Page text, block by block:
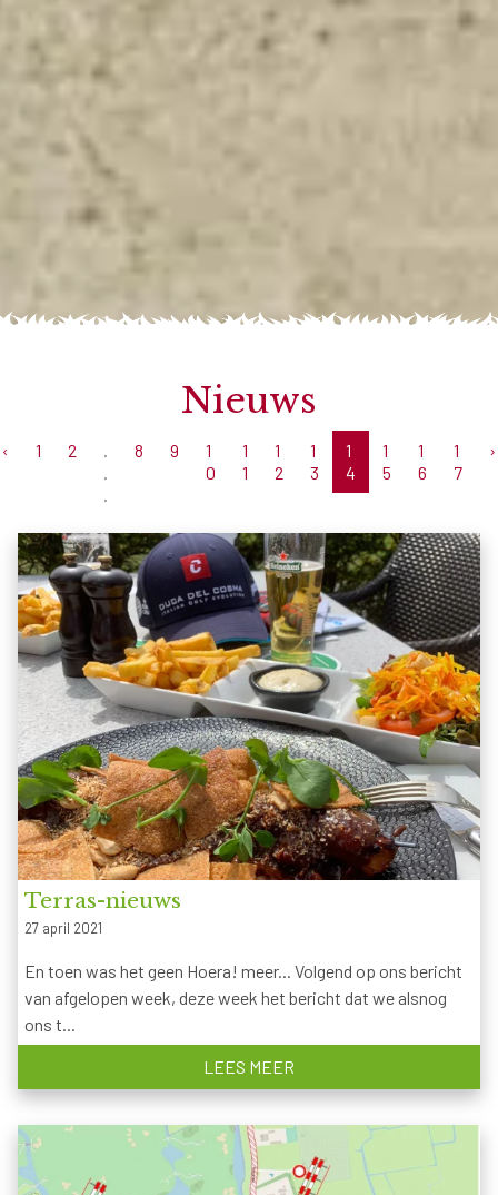
Nieuws
‹ 1 2
.
.
.
8 9
1
0
1
1
1
2
1
3
1
4
1
5
1
6
1
7
›
Terras-nieuws
27 april 2021
En toen was het geen Hoera! meer... Volgend op ons bericht
van afgelopen week, deze week het bericht dat we alsnog
ons t...
LEES MEER